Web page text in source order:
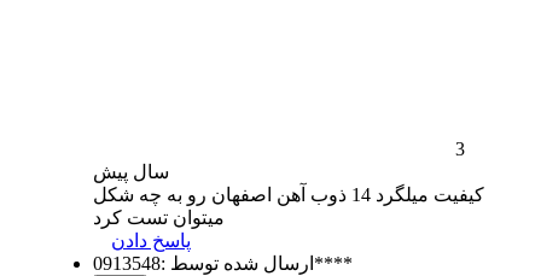
3
سال پیش
کیفیت میلگرد 14 ذوب آهن اصفهان رو به چه شکل
میتوان تست کرد
پاسخ دادن
ارسال شده توسط : 0913548****